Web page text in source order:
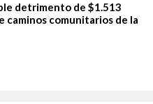
detrimento de $1.513
caminos comunitarios de la